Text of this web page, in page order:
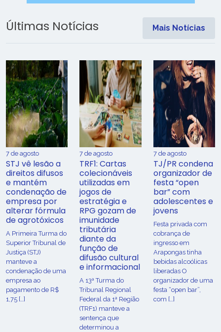
Últimas Notícias Mais Notícias
7 de agosto
STJ vê lesão a
direitos difusos
e mantém
condenação de
empresa por
alterar fórmula
de agrotóxicos
​A Primeira Turma do
Superior Tribunal de
Justiça (STJ)
manteve a
condenação de uma
empresa ao
pagamento de R$
1,75 […]
7 de agosto
TRF1: Cartas
colecionáveis
utilizadas em
jogos de
estratégia e
RPG gozam de
imunidade
tributária
diante da
função de
difusão cultural
e informacional
A 13ª Turma do
Tribunal Regional
Federal da 1ª Região
(TRF1) manteve a
sentença que
determinou a
7 de agosto
TJ/PR condena
organizador de
festa “open
bar” com
adolescentes e
jovens
Festa privada com
cobrança de
ingresso em
Arapongas tinha
bebidas alcoólicas
liberadas O
organizador de uma
festa “open bar”,
com […]